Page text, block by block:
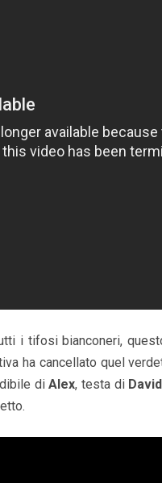
i tifosi bianconeri,
ha cancellato quel
diAlex, testa di David